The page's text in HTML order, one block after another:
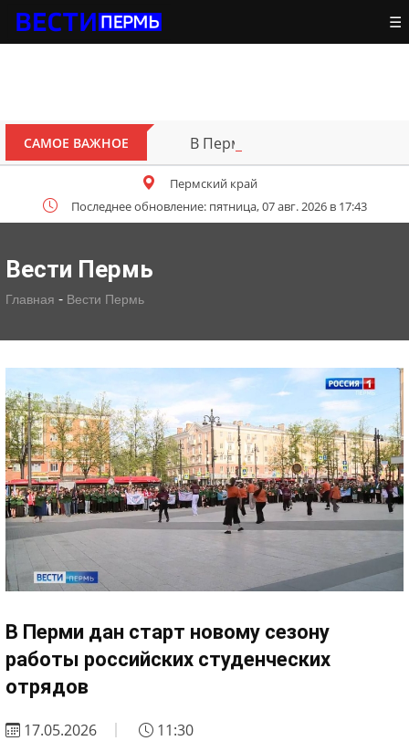
☰
САМОЕ ВАЖНОЕ В Перми открыт для движения
Пермский край
Последнее обновление: пятница, 07 авг. 2026 в 17:43
Вести Пермь
Главная - Вести Пермь
В Перми дан старт новому сезону
работы российских студенческих
отрядов
17.05.2026 11:30